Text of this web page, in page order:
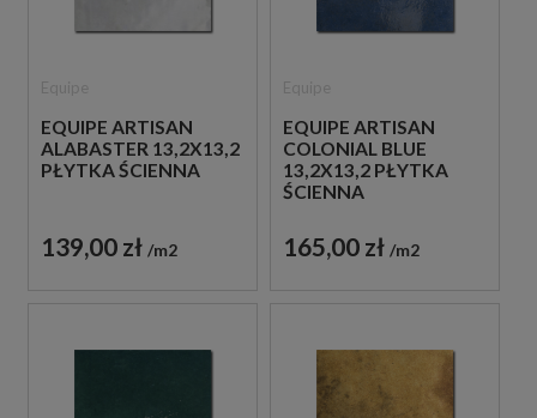
EQUIPE ARTISAN
ALABASTER 13,2X13,2
PŁYTKA ŚCIENNA
139,00 zł m2
EQUIPE ARTISAN
COLONIAL BLUE
13,2X13,2 PŁYTKA
ŚCIENNA
165,00 zł m2